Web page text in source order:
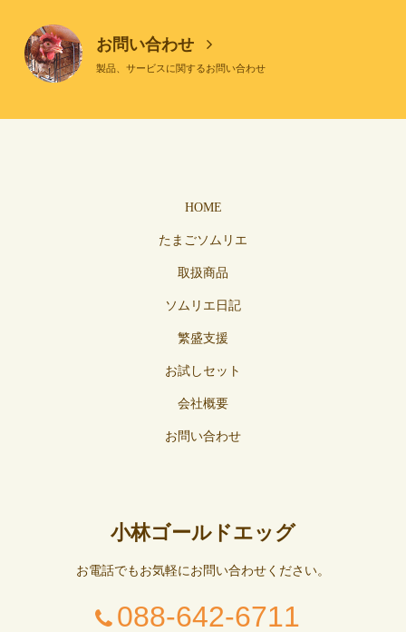
お問い合わせ
製品、サービスに関するお問い合わせ
HOME
たまごソムリエ
取扱商品
ソムリエ日記
繁盛支援
お試しセット
会社概要
お問い合わせ
小林ゴールドエッグ
お電話でもお気軽にお問い合わせください。
088-642-6711